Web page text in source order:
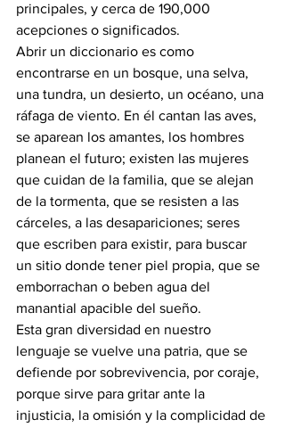
principales, y cerca de 190,000
acepciones o significados.
Abrir un diccionario es como
encontrarse en un bosque, una selva,
una tundra, un desierto, un océano, una
ráfaga de viento. En él cantan las aves,
se aparean los amantes, los hombres
planean el futuro; existen las mujeres
que cuidan de la familia, que se alejan
de la tormenta, que se resisten a las
cárceles, a las desapariciones; seres
que escriben para existir, para buscar
un sitio donde tener piel propia, que se
emborrachan o beben agua del
manantial apacible del sueño.
Esta gran diversidad en nuestro
lenguaje se vuelve una patria, que se
defiende por sobrevivencia, por coraje,
porque sirve para gritar ante la
injusticia, la omisión y la complicidad de